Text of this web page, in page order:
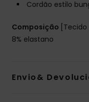
Cordão estilo
Composição
8% elastano
Envio&